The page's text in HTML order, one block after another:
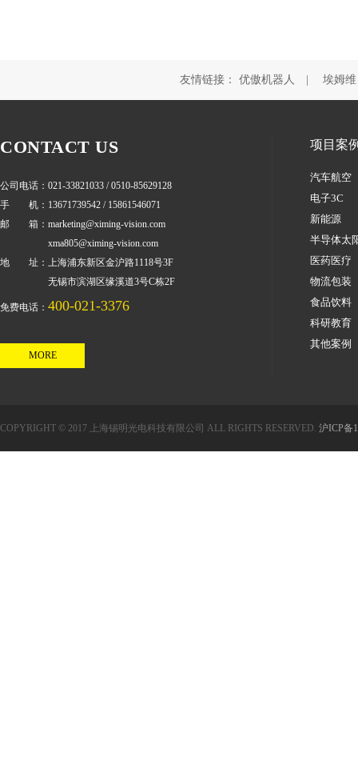
友情链接： 优傲机器人 埃姆维
CONTACT US
公司电话：021-33821033 / 0510-85629128
手 机：13671739542 / 15861546071
邮 箱：marketing@ximing-vision.com
xma805@ximing-vision.com
地 址：上海浦东新区金沪路1118号3F
无锡市滨湖区缘溪道3号C栋2F
免费电话： 400-021-3376
MORE
项目案
汽车航空
电子3C
新能源
半导体太
医药医疗
物流包装
食品饮料
科研教育
其他案例
COPYRIGHT © 2017 上海锡明光电科技有限公司 ALL RIGHTS RESERVED. 沪ICP备